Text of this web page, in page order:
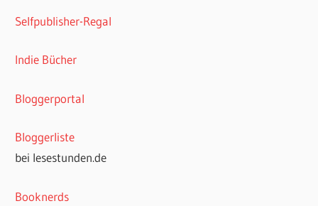
Selfpublisher-Regal
Indie Bücher
Bloggerportal
Bloggerliste
bei lesestunden.de
Booknerds